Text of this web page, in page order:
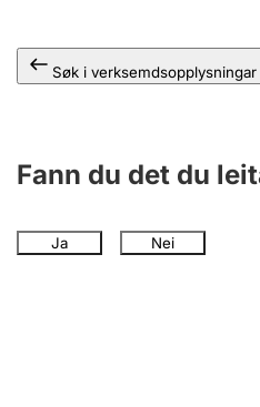
Søk i verksemdsopplysningar
Fann du det du
Ja Nei